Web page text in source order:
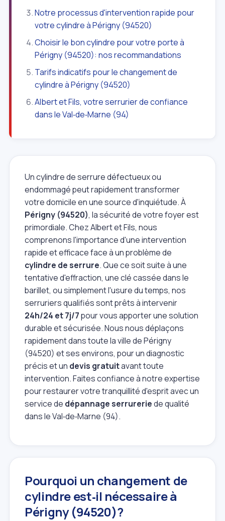
Notre processus d'intervention rapide pour
votre cylindre à Périgny (94520)
Choisir le bon cylindre pour votre porte à
Périgny (94520): nos recommandations
Tarifs indicatifs pour le changement de
cylindre à Périgny (94520)
Albert et Fils, votre serrurier de confiance
dans le Val‑de‑Marne (94)
Un cylindre de serrure défectueux ou
endommagé peut rapidement transformer
votre domicile en une source d'inquiétude. À
Périgny (94520), la sécurité de votre foyer est
primordiale. Chez Albert et Fils, nous
comprenons l'importance d'une intervention
rapide et efficace face à un problème de
cylindre de serrure. Que ce soit suite à une
tentative d'effraction, une clé cassée dans le
barillet, ou simplement l'usure du temps, nos
serruriers qualifiés sont prêts à intervenir
24h/24 et 7j/7pour vous apporter une solution
durable et sécurisée. Nous nous déplaçons
rapidement dans toute la ville de Périgny
(94520) et ses environs, pour un diagnostic
précis et un devis gratuitavant toute
intervention. Faites confiance à notre expertise
pour restaurer votre tranquillité d'esprit avec un
service de dépannage serrureriede qualité
dans le Val‑de‑Marne (94).
Pourquoi un changement de
cylindre est‑il nécessaire à
Périgny (94520)?